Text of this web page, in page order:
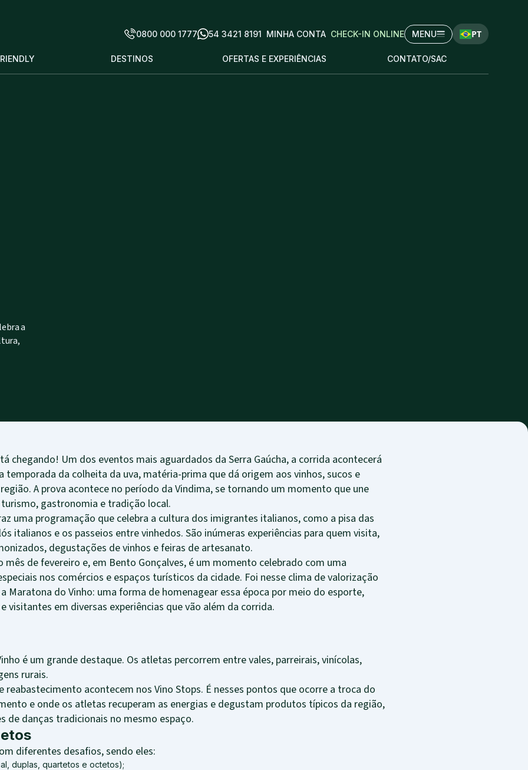
0800 000 1777 54 3421 8191 MINHA CONTA CHECK-IN ONLINE MENU PT
DESTINOS OFERTAS E EXPERIÊNCIAS CONTATO/SAC
a
chegando! Um dos eventos mais aguardados da Serra Gaúcha, a corrida acontecerá
temporada da colheita da uva, matéria-prima que dá origem aos vinhos, sucos e
A prova acontece no período da Vindima, se tornando um momento que une
gastronomia e tradição local.
uma programação que celebra a cultura dos imigrantes italianos, como a pisa das
italianos e os passeios entre vinhedos. São inúmeras experiências para quem visita,
degustações de vinhos e feiras de artesanato.
mês de fevereiro e, em Bento Gonçalves, é um momento celebrado com uma
nos comércios e espaços turísticos da cidade. Foi nesse clima de valorização
Maratona do Vinho: uma forma de homenagear essa época por meio do esporte,
visitantes em diversas experiências que vão além da corrida.
é um grande destaque. Os atletas percorrem entre vales, parreirais, vinícolas,
rurais.
reabastecimento acontecem nos Vino Stops. É nesses pontos que ocorre a troca do
e onde os atletas recuperam as energias e degustam produtos típicos da região,
de danças tradicionais no mesmo espaço.
diferentes desafios, sendo eles:
duplas, quartetos e octetos);